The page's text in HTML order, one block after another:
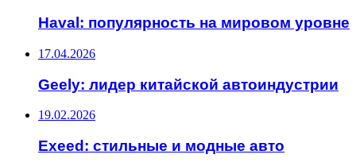
Haval: популярность на мировом уровне
17.04.2026
Geely: лидер китайской автоиндустрии
19.02.2026
Exeed: стильные и модные авто